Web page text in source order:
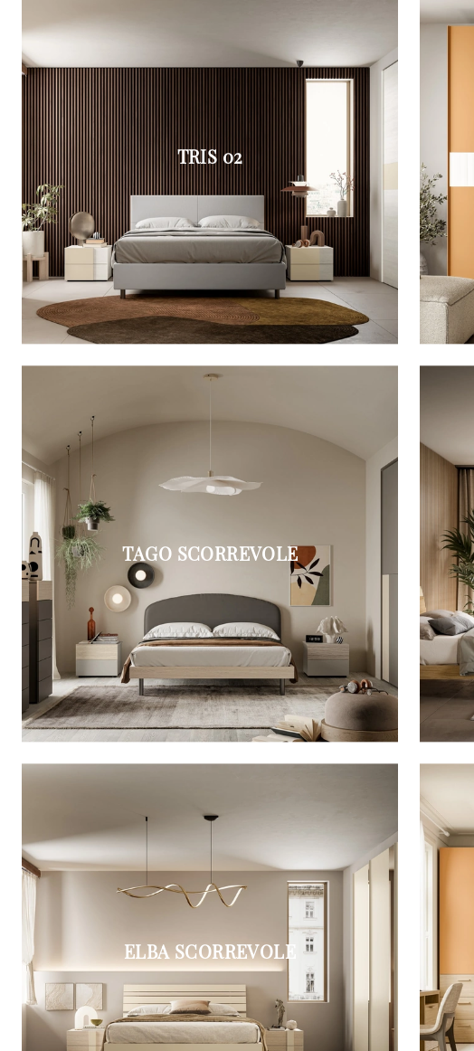
TRIS 02
TAGO SCORREVOLE
ELBA SCORREVOLE